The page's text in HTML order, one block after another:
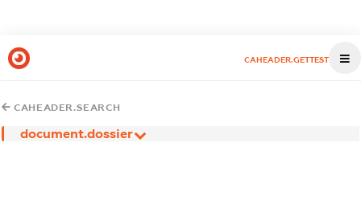
CAHEADER.GETTEST
CAHEADER.SEARCH
document.dossier